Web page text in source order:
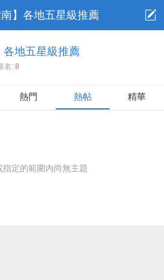
南】各地五星級推薦
各地五星級推薦
名: 8
熱門 熱帖 精華
指定的範圍內尚無主題